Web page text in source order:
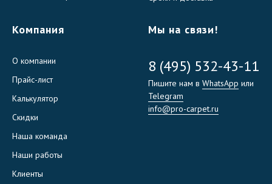
Компания
О компании
Прайс-лист
Калькулятор
Скидки
Наша команда
Наши работы
Клиенты
Мы на связи!
8 (495) 532-43-11
Пишите нам в WhatsApp или
Telegram
info@pro-carpet.ru